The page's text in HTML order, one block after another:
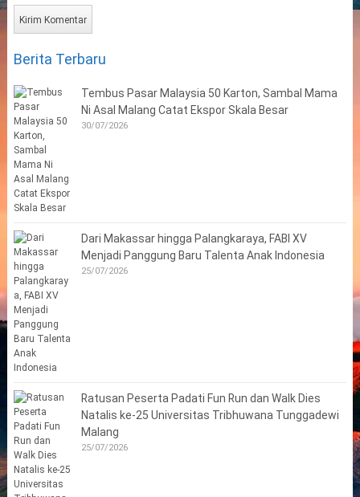
Berita Terbaru
Tembus Pasar Malaysia 50 Karton, Sambal Mama
Ni Asal Malang Catat Ekspor Skala Besar
30/07/2026
Dari Makassar hingga Palangkaraya, FABI XV
Menjadi Panggung Baru Talenta Anak Indonesia
25/07/2026
Ratusan Peserta Padati Fun Run dan Walk Dies
Natalis ke-25 Universitas Tribhuwana Tunggadewi
Malang
25/07/2026